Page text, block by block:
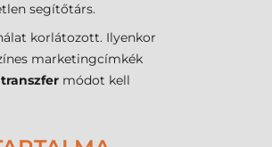
segítőtárs.
korlátozott. Ilyenkor
marketingcímkék
módot kell